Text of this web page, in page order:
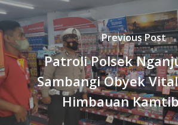
Previous Post
Patroli Polsek
Sambangi Obyek
Himbauan